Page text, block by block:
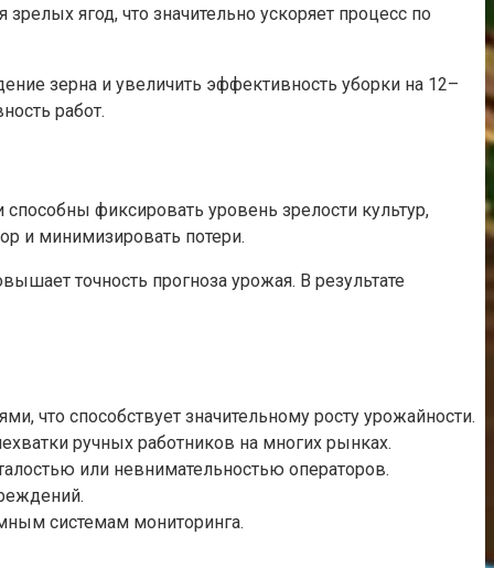
ягод, что значительно ускоряет процесс по
зерна и увеличить эффективность уборки на 12–
работ.
фиксировать уровень зрелости культур,
и минимизировать потери.
точность прогноза урожая. В результате
что способствует значительному росту урожайности.
ручных работников на многих рынках.
или невнимательностью операторов.
системам мониторинга.